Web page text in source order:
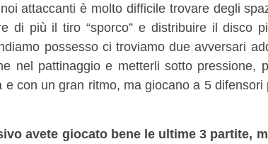
attaccanti è molto difficile trovare degli
di più il tiro “sporco” e distribuire il disco
possesso ci troviamo due avversari
nel pattinaggio e metterli sotto pressione,
e con un gran ritmo, ma giocano a 5
avete giocato bene le ultime 3 partite,